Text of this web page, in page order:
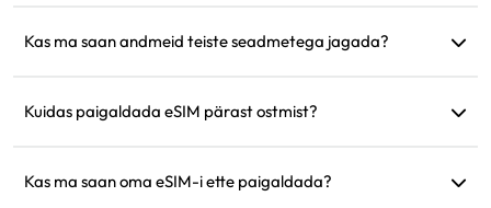
pärast praeguse plaani aegumist.
Kas ma saan andmeid teiste seadmetega jagada?
andmekasutus on sama, mis teie telefonis.
Kuidas paigaldada eSIM pärast ostmist?
paigaldusjuhiseid.
Kas ma saan oma eSIM-i ette paigaldada?